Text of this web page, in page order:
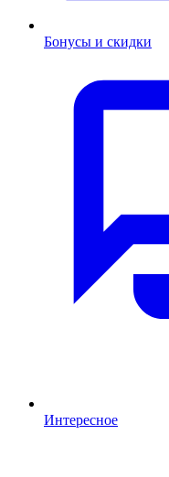
Бонусы и скидки
Интересное